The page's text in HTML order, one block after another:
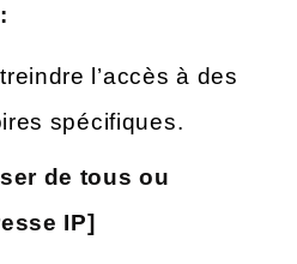
l’accès à des
spécifiques.
de tous ou
IP]